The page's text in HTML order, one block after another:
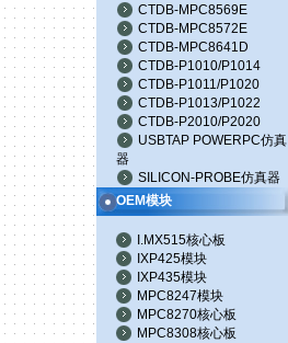
CTDB-MPC8569E
CTDB-MPC8572E
CTDB-MPC8641D
CTDB-P1010/P1014
CTDB-P1011/P1020
CTDB-P1013/P1022
CTDB-P2010/P2020
USBTAP POWERPC仿真
器
SILICON-PROBE仿真器
OEM模块
I.MX515核心板
IXP425模块
IXP435模块
MPC8247模块
MPC8270核心板
MPC8308核心板